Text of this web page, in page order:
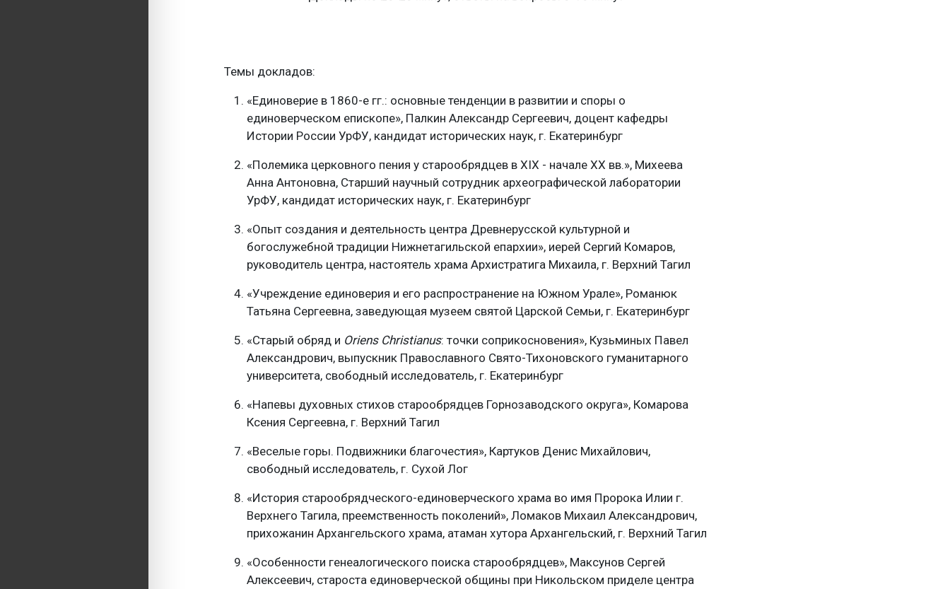
Темы докладов:
«Единоверие в 1860-е гг.: основные тенденции в развитии и споры о
единоверческом епископе», Палкин Александр Сергеевич, доцент кафедры
Истории России УрФУ, кандидат исторических наук, г. Екатеринбург
«Полемика церковного пения у старообрядцев в XIX - начале XX вв.», Михеева
Анна Антоновна, Старший научный сотрудник археографической лаборатории
УрФУ, кандидат исторических наук, г. Екатеринбург
«Опыт создания и деятельность центра Древнерусской культурной и
богослужебной традиции Нижнетагильской епархии», иерей Сергий Комаров,
руководитель центра, настоятель храма Архистратига Михаила, г. Верхний Тагил
«Учреждение единоверия и его распространение на Южном Урале», Романюк
Татьяна Сергеевна, заведующая музеем святой Царской Семьи, г. Екатеринбург
«Старый обряд и Oriens Christianus: точки соприкосновения», Кузьминых Павел
Александрович, выпускник Православного Свято-Тихоновского гуманитарного
университета, свободный исследователь, г. Екатеринбург
«Напевы духовных стихов старообрядцев Горнозаводского округа», Комарова
Ксения Сергеевна, г. Верхний Тагил
«Веселые горы. Подвижники благочестия», Картуков Денис Михайлович,
свободный исследователь, г. Сухой Лог
«История старообрядческого-единоверческого храма во имя Пророка Илии г.
Верхнего Тагила, преемственность поколений», Ломаков Михаил Александрович,
прихожанин Архангельского храма, атаман хутора Архангельский, г. Верхний Тагил
«Особенности генеалогического поиска старообрядцев», Максунов Сергей
Алексеевич, староста единоверческой общины при Никольском приделе центра